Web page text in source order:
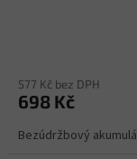
577 Kč bez DPH
698 Kč
Bezúdržbový